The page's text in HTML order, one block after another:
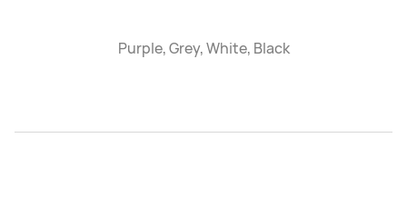
Purple, Grey, White, Black